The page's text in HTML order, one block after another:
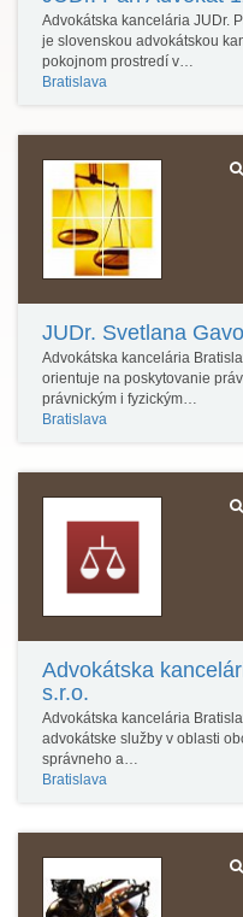
Advokátska kancelária JUDr.
je slovenskou advokátskou
pokojnom prostredí v…
Bratislava
JUDr. Svetlana
Advokátska kancelária
orientuje na poskytovanie
právnickým i fyzickým…
Bratislava
Advokátska
s.r.o.
Advokátska kancelária
advokátske služby v oblasti
správneho a…
Bratislava